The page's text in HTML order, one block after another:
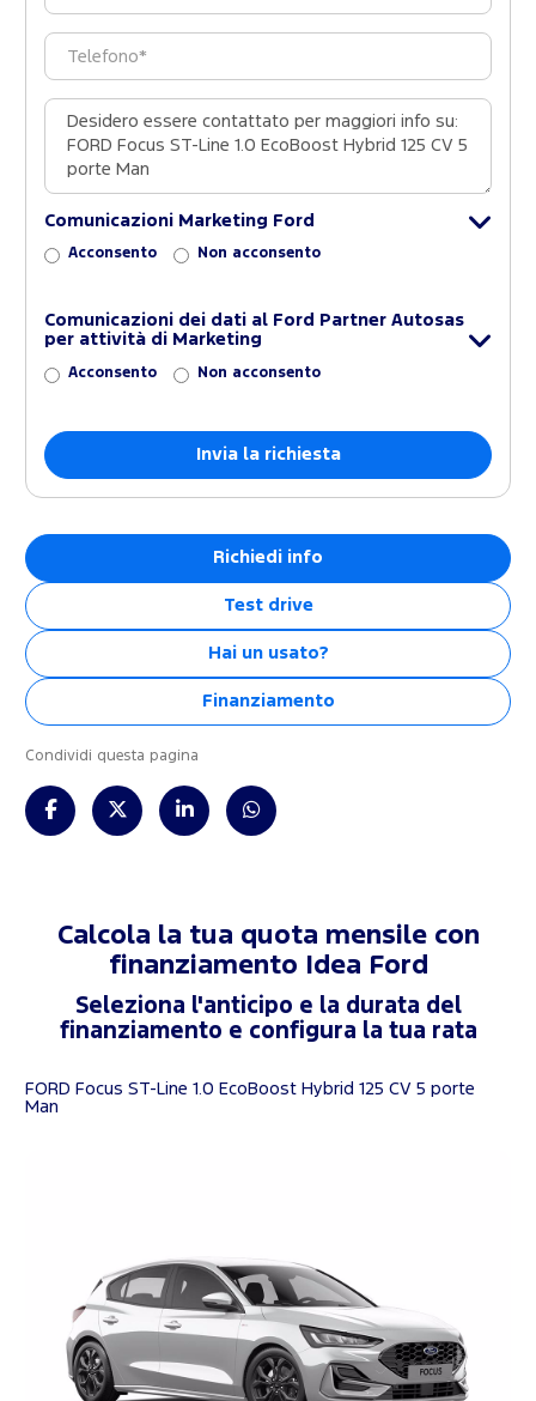
Comunicazioni Marketing Ford
Acconsento Non acconsento
Comunicazioni dei dati al Ford Partner Autosas
per attività di Marketing
Acconsento Non acconsento
Richiedi info
Test drive
Hai un usato?
Finanziamento
Condividi questa pagina
Calcola la tua quota mensile con
finanziamento
Idea Ford
Seleziona l'anticipo e la durata del
finanziamento e configura la tua rata
FORD Focus ST-Line 1.0 EcoBoost Hybrid 125 CV 5 porte
Man